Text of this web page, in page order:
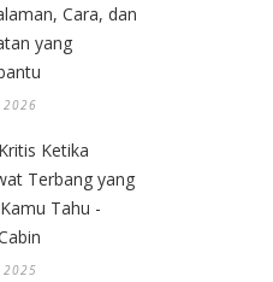
Cara, dan
yang
2026
Ketika
Terbang yang
Tahu -
2025